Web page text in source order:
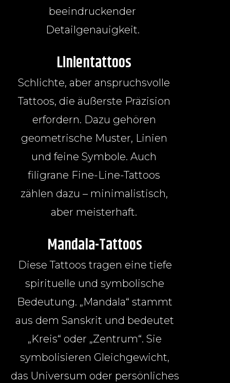
beeindruckender
Detailgenauigkeit.
Linientattoos
Schlichte, aber anspruchsvolle
Tattoos, die äußerste Präzision
erfordern. Dazu gehören
geometrische Muster, Linien
und feine Symbole. Auch
filigrane Fine-Line-Tattoos
zählen dazu – minimalistisch,
aber meisterhaft.
Mandala-Tattoos
Diese Tattoos tragen eine tiefe
spirituelle und symbolische
Bedeutung. „Mandala“ stammt
aus dem Sanskrit und bedeutet
„Kreis“ oder „Zentrum“. Sie
symbolisieren Gleichgewicht,
das Universum oder persönliches